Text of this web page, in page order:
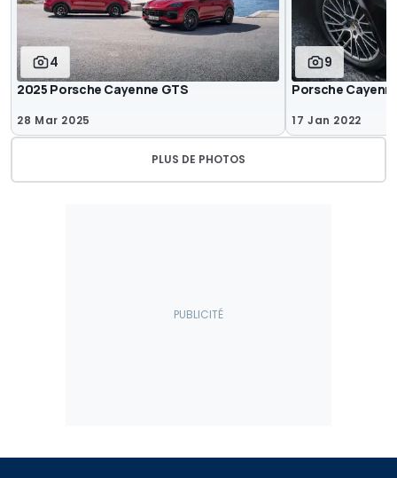
4
2025 Porsche Cayenne GTS
28 Mar 2025
9
Porsche
17 Jan 2022
PLUS DE PHOTOS